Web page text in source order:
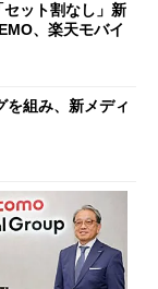
ット割なし」新
、楽天モバイ
を組み、新メディ